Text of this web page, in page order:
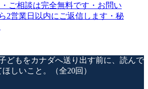
ご相談は完全無料です・お問い
2営業日以内にご返信します・秘
どもをカナダへ送り出す前に、読んで
ほしいこと。（全20回）